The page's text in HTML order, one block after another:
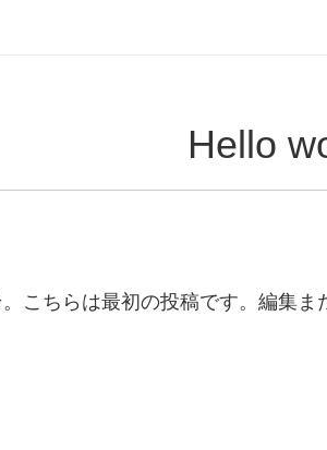
Hello
こちらは最初の投稿です。編集ま